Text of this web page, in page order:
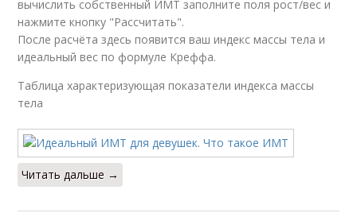
вычислить собственный ИМТ заполните поля рост/вес и
нажмите кнопку "Рассчитать".
После расчёта здесь появится ваш индекс массы тела и
идеальный вес по формуле Креффа.
Таблица характеризующая показатели индекса массы
тела
Читать дальше →